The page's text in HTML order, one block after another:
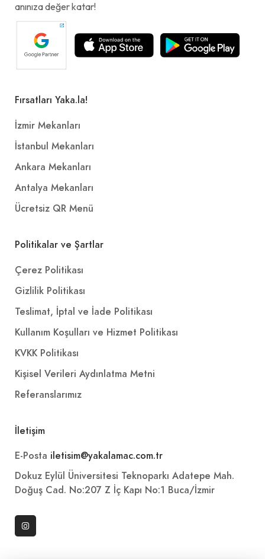
anınıza değer katar!
Fırsatları Yaka.la!
İzmir Mekanları
İstanbul Mekanları
Ankara Mekanları
Antalya Mekanları
Ücretsiz QR Menü
Politikalar ve Şartlar
Çerez Politikası
Gizlilik Politikası
Teslimat, İptal ve İade Politikası
Kullanım Koşulları ve Hizmet Politikası
KVKK Politikası
Kişisel Verileri Aydınlatma Metni
Referanslarımız
İletişim
E-Posta iletisim@yakalamac.com.tr
Dokuz Eylül Üniversitesi Teknoparkı Adatepe Mah.
Doğuş Cad. No:207 Z İç Kapı No:1 Buca/İzmir